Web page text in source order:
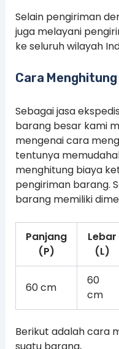
Selain pengiriman
juga melayani
ke seluruh wilayah
Cara
Sebagai jasa
barang besar kami
mengenai cara
tentunya
menghitung biaya
pengiriman barang.
barang memiliki
Panjang
(P)
Lebar
(L)
60 cm
60
cm
Berikut adalah cara